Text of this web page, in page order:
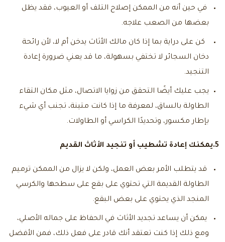
في حين أنه من الممكن إصلاح التلف أو العيوب، فقد يظل
بعضها من الصعب علاجه.
كن على دراية بما إذا كان مالك الأثاث يدخن أم لا، لأن رائحة
دخان السجائر لا تختفي بسهولة، ما قد يعني ضرورة إعادة
التنجيد.
يجب عليك أيضًا التحقق من زوايا الاتصال، مثل مكان التقاء
الطاولة بالساق، لمعرفة ما إذا كانت متينة، تجنب أي شيء
بإطار مكسور، وتحديدًا الكراسي أو الطاولات.
5.يمكنك إعادة تشطيب أو تنجيد الأثاث القديم
قد يتطلب الأمر بعض العمل، ولكن لا يزال من الممكن ترميم
الطاولة القديمة التي تحتوي على بقع على سطحها والكرسي
المنجد الذي يحتوي على بعض البقع.
يمكن أن يساعد تجديد الأثاث في الحفاظ على جماله الأصلي،
ومع ذلك إذا كنت تعتقد أنك قادر على فعل ذلك، فمن الأفضل